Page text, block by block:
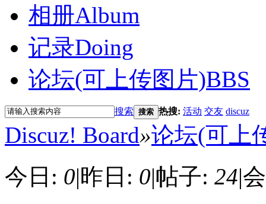
相册Album
记录Doing
论坛(可上传图片)BBS
搜索 搜索 热搜: 活动 交友 discuz
Discuz! Board»论坛(可上
今日: 0|昨日: 0|帖子: 24|